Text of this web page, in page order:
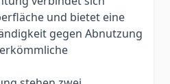
und bietet eine
gegen Abnutzung